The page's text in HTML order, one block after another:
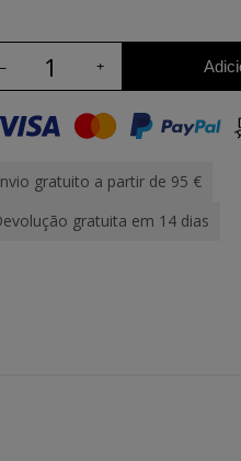
gratuito a partir de 95 €
gratuita em 14 dias